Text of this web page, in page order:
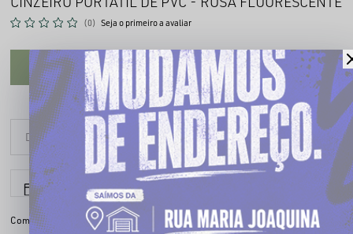
(0) Seja o primeiro a avaliar
CADASTRE-SE PARA VER O PREÇO
Parcele em até
Compartilhe: